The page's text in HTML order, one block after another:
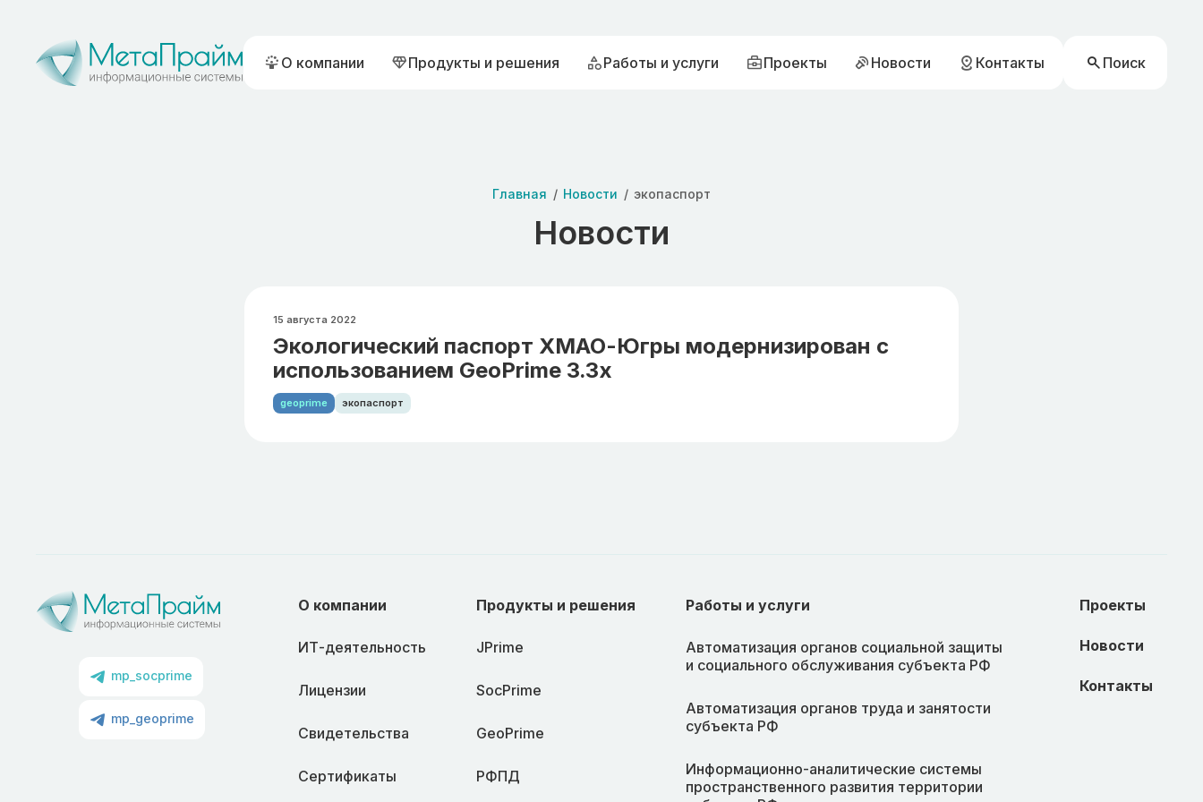
О компании Продукты и решения Работы и услуги Проекты Новости Контакты Поиск
Главная Новости экопаспорт
Новости
15 августа 2022
Экологический паспорт ХМАО-Югры модернизирован с
использованием GeoPrime 3.3х
geoprime экопаспорт
mp_socprime
mp_geoprime
О компании
ИТ-деятельность
Лицензии
Свидетельства
Сертификаты
Продукты и решения
JPrime
SocPrime
GeoPrime
РФПД
Работы и услуги
Автоматизация органов социальной защиты
и социального обслуживания субъекта РФ
Автоматизация органов труда и занятости
субъекта РФ
Информационно-аналитические системы
пространственного развития территории
Проекты
Новости
Контакты